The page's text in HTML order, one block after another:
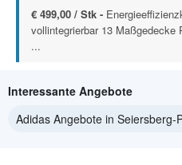
€ 499,00 / Stk -
vollintegrierbar 13 Maßgedecke
...
Interessante Angebote
Adidas Angebote in Seiersberg-